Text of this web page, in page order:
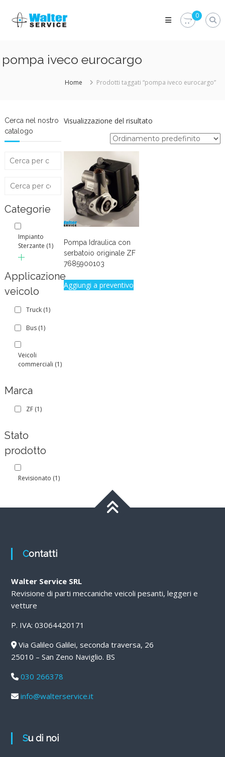
content
Walter
Service
parti
Walter
Service
Srl
0
pompa iveco eurocargo
Home Prodotti taggati “pompa iveco eurocargo”
Visualizzazione del risultato
Pompa Idraulica con
serbatoio originale ZF
7685900103
Aggiungi a preventivo
Cerca nel nostro
catalogo
Categorie
Impianto
Sterzante (1)
Applicazione
veicolo
Truck (1)
Bus (1)
Veicoli
commerciali (1)
Marca
ZF (1)
Stato
prodotto
Revisionato (1)
Contatti
Walter Service SRL
Revisione di parti meccaniche veicoli pesanti, leggeri e
vetture
P. IVA: 03064420171
Via Galileo Galilei, seconda traversa, 26
25010 – San Zeno Naviglio. BS
030 266378
info@walterservice.it
Su di noi